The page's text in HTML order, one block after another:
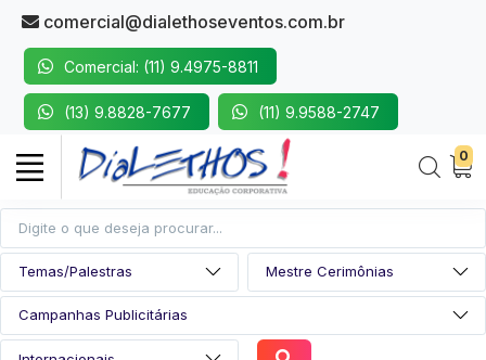
comercial@dialethoseventos.com.br
Comercial: (11) 9.4975-8811
(13) 9.8828-7677 (11) 9.9588-2747
0